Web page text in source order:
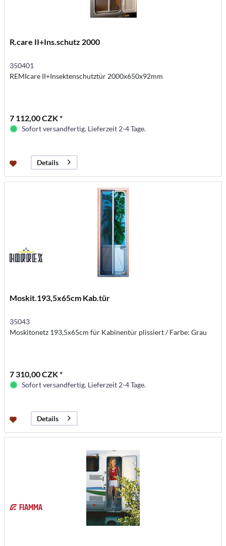
R.care II+Ins.schutz 2000
350401
REMIcare II+Insektenschutztür 2000x650x92mm
7 112,00 CZK *
Sofort versandfertig. Lieferzeit 2-4 Tage.
Details
Moskit.193,5x65cm Kab.tür
35043
Moskitonetz 193,5x65cm für Kabinentür plissiert / Farbe: Grau
7 310,00 CZK *
Sofort versandfertig. Lieferzeit 2-4 Tage.
Details